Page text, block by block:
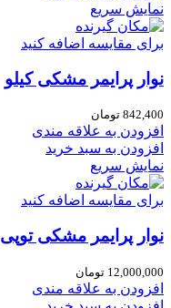
نمایش سریع
برای مقایسه اضافه کنید
نوار پرایمر مشکی کیلو
842,400 تومان
افزودن به علاقه مندی
افزودن به سبد خرید
نمایش سریع
برای مقایسه اضافه کنید
نوار پرایمر مشکی توپی
12,000,000 تومان
افزودن به علاقه مندی